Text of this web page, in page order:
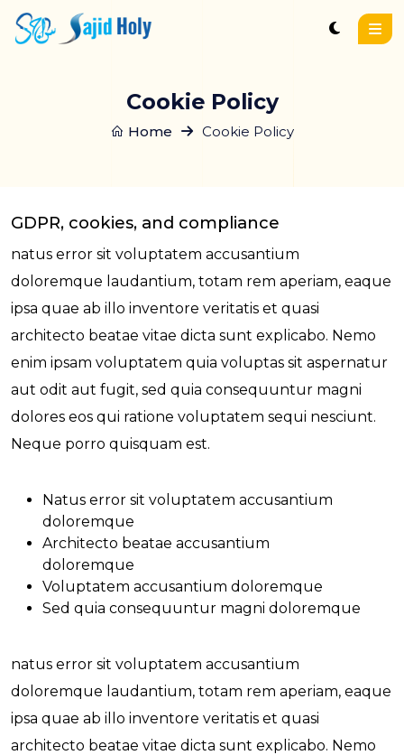
Cookie Policy
Home Cookie Policy
GDPR, cookies, and compliance
natus error sit voluptatem accusantium
doloremque laudantium, totam rem aperiam, eaque
ipsa quae ab illo inventore veritatis et quasi
architecto beatae vitae dicta sunt explicabo. Nemo
enim ipsam voluptatem quia voluptas sit aspernatur
aut odit aut fugit, sed quia consequuntur magni
dolores eos qui ratione voluptatem sequi nesciunt.
Neque porro quisquam est.
Natus error sit voluptatem accusantium
doloremque
Architecto beatae accusantium
doloremque
Voluptatem accusantium doloremque
Sed quia consequuntur magni doloremque
natus error sit voluptatem accusantium
doloremque laudantium, totam rem aperiam, eaque
ipsa quae ab illo inventore veritatis et quasi
architecto beatae vitae dicta sunt explicabo. Nemo